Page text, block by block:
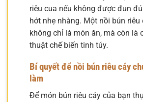
riêu cua nếu không được đun
hớt nhẹ nhàng. Một nồi bún riêu
không chỉ là món ăn, mà còn là
thuật chế biến tinh túy.
Bí quyết để nồi bún riêu cáy
làm
Để món bún riêu cáy của bạn